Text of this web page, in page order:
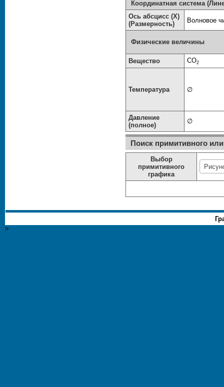
Координатная система
Ось абсцисс (X)
(Размерность)
Волновое
Физические величины
Вещество CO2
Температура ∅
Давление
(полное)
∅
Поиск примитивного
Выбор
примитивного
графика
>